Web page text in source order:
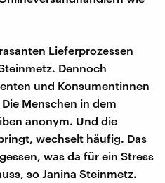
Lieferprozessen
Dennoch
und Konsumentinnen
Menschen in dem
anonym. Und die
wechselt häufig. Das
was da für ein Stress
so Janina Steinmetz.